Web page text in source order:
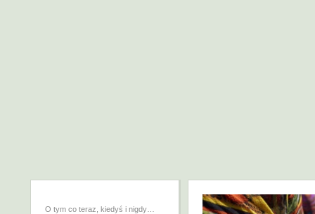
O tym co teraz, kiedyś i nigdy…